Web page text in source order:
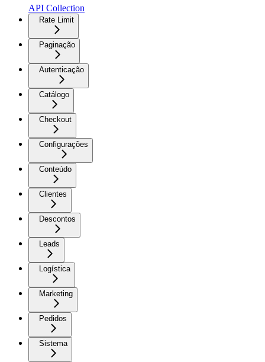
API Collection
Rate Limit
Paginação
Autenticação
Catálogo
Checkout
Configurações
Conteúdo
Clientes
Descontos
Leads
Logística
Marketing
Pedidos
Sistema